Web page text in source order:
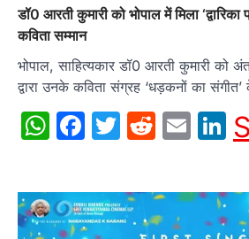
डॉ0 आरती कुमारी को भोपाल में मिला
कविता सम्मान
भोपाल, साहित्यकार डॉ0 आरती कुमारी को
द्वारा उनके कविता संग्रह ‘धड़कनों का
WhatsApp
Facebook
Twitter
Reddit